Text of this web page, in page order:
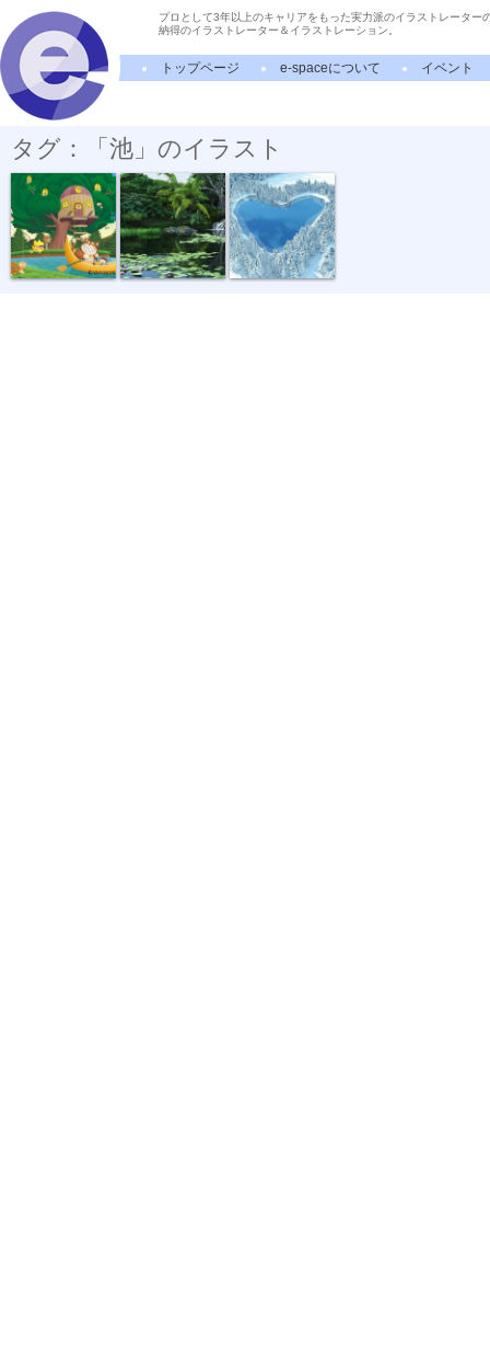
プロとして3年以上のキャリアをもった実力派のイラストレーター
納得のイラストレーター＆イラストレーション。
トップページ e-spaceについて イベント
タグ：「池」のイラスト
ツリーハウス 睡蓮の池 冬のハート池